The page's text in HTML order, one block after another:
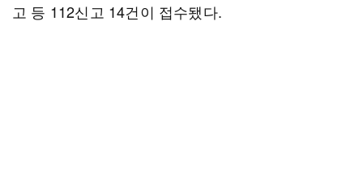
고 등 112신고 14건이 접수됐다.